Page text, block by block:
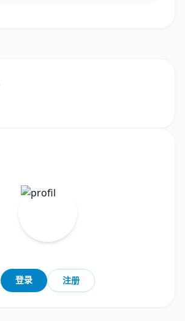
登录 注册